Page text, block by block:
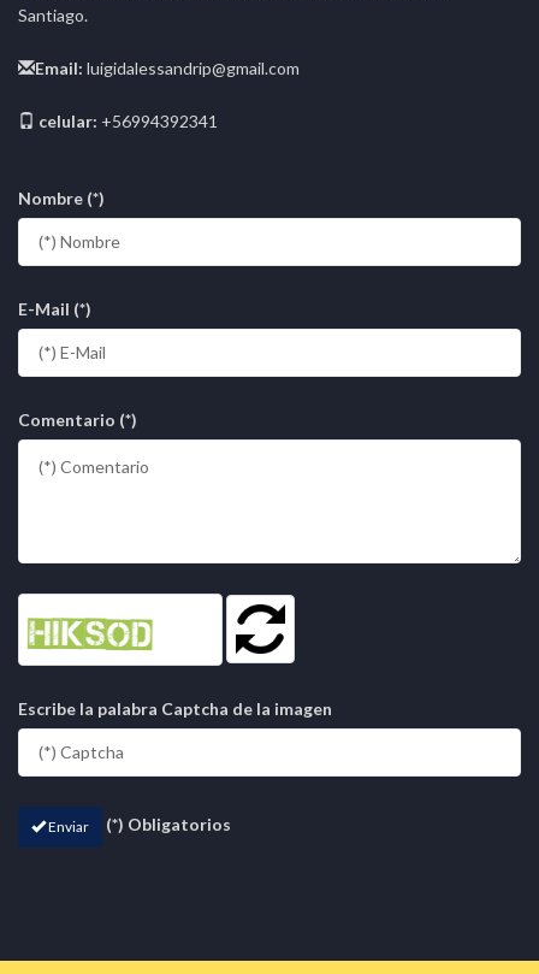
Santiago.
Email: luigidalessandrip@gmail.com
celular: +56994392341
Nombre (*)
E-Mail (*)
Comentario (*)
Escribe la palabra Captcha de la imagen
Enviar (*) Obligatorios